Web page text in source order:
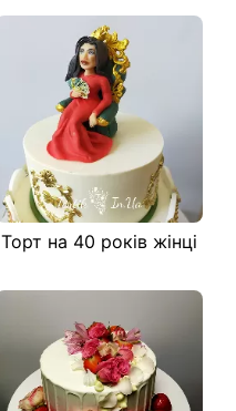
Торт на 40 років жінці